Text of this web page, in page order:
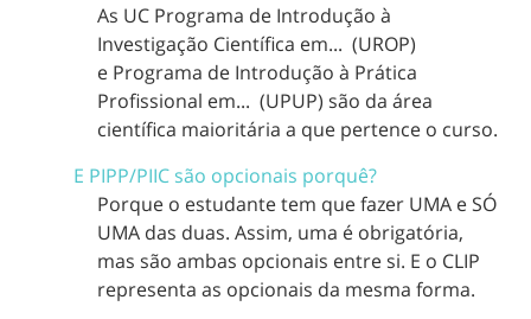
As UC Programa de Introdução à
Investigação Científica em... (UROP)
e Programa de Introdução à Prática
Profissional em... (UPUP) são da área
científica maioritária a que pertence o curso.
E PIPP/PIIC são opcionais porquê?
Porque o estudante tem que fazer UMA e SÓ
UMA das duas. Assim, uma é obrigatória,
mas são ambas opcionais entre si. E o CLIP
representa as opcionais da mesma forma.